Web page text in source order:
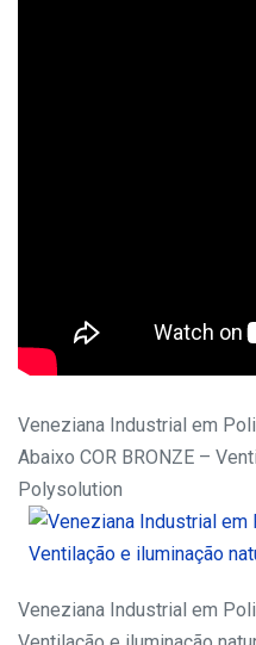
Veneziana Industrial em
Abaixo COR BRONZE –
Polysolution
Veneziana Industrial em